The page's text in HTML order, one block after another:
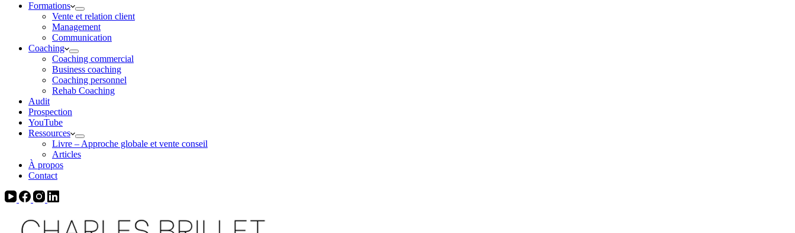
Formations
Vente et relation client
Management
Communication
Coaching
Coaching commercial
Business coaching
Coaching personnel
Rehab Coaching
Audit
Prospection
YouTube
Ressources
Livre – Approche globale et vente conseil
Articles
À propos
Contact